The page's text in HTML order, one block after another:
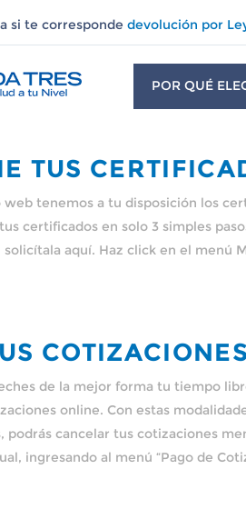
si te corresponde devolución por
POR QUÉ
TUS
tenemos a tu disposición los
certificados en solo 3 simples
solicítala aquí. Haz click en el menú
de la mejor forma tu tiempo
online. Con estas
podrás cancelar tus cotizaciones
ingresando al menú “Pago de